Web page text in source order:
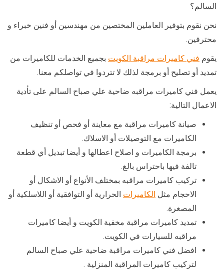
السالم؟
نحن نقوم بتوفير العاملين المختصين من مهندسين أو فنين خبراء و
محترفين.
يقوم فني كاميرات مراقبة الكويت بجميع الخدمات للكاميرات من
تمديد أو تصليح أو برمجة لذلك لا تتردوا في تواصلكم معنا.
يعمل فني كاميرات مراقبه ضاحية علي صباح السالم على تأدية
الاعمال التالية:
صيانة كاميرات مراقبة مع معاينة أو فحص أو تنظيف
الكاميرات مع التوصيلات أو الاسلاك.
برمجة الكاميرات و اصلاح اعطالها و أيضا تبديل أي قطعة
تالفة فيها باحتراس بالغ.
تركيب كاميرات مراقبه بمختلف الأنواع أو الاشكال أو
الاحجام مثل الكاميرات الحرارية أو التوافقية أو اللاسلكية أو
المصغرة.
تمديد كاميرات مراقبة مخفية الكويت و أيضا كاميرات
مراقبه للسيارات في الكويت.
افضل فني كاميرات مراقبة ضاحية علي صباح السالم
لتركيب كاميرات المراقبة المنزلية .